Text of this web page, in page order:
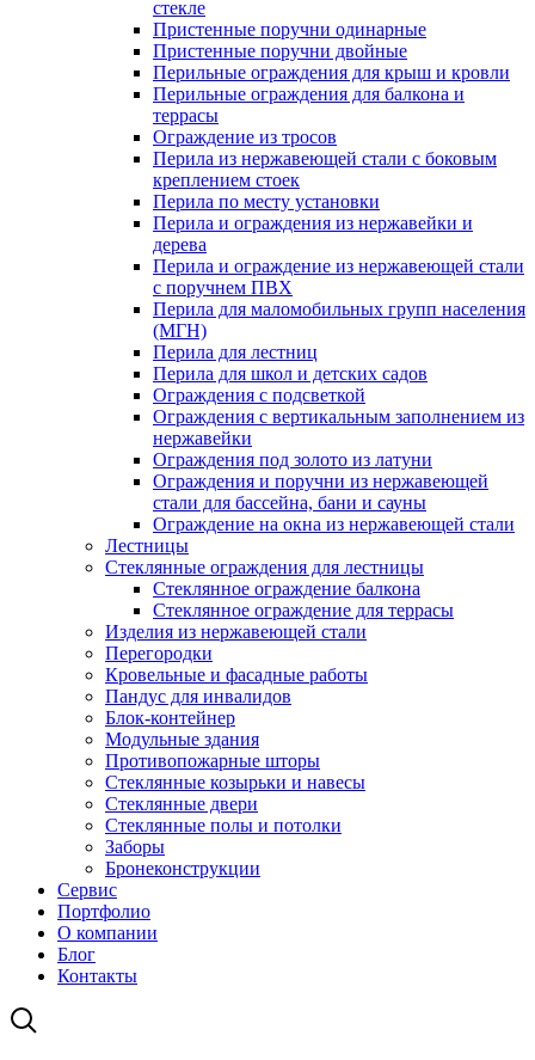
стекле
Пристенные поручни одинарные
Пристенные поручни двойные
Перильные ограждения для крыш и кровли
Перильные ограждения для балкона и
террасы
Ограждение из тросов
Перила из нержавеющей стали с боковым
креплением стоек
Перила по месту установки
Перила и ограждения из нержавейки и
дерева
Перила и ограждение из нержавеющей стали
с поручнем ПВХ
Перила для маломобильных групп населения
(МГН)
Перила для лестниц
Перила для школ и детских садов
Ограждения с подсветкой
Ограждения с вертикальным заполнением из
нержавейки
Ограждения под золото из латуни
Ограждения и поручни из нержавеющей
стали для бассейна, бани и сауны
Ограждение на окна из нержавеющей стали
Лестницы
Стеклянные ограждения для лестницы
Стеклянное ограждение балкона
Стеклянное ограждение для террасы
Изделия из нержавеющей стали
Перегородки
Кровельные и фасадные работы
Пандус для инвалидов
Блок-контейнер
Модульные здания
Противопожарные шторы
Стеклянные козырьки и навесы
Стеклянные двери
Стеклянные полы и потолки
Заборы
Бронеконструкции
Сервис
Портфолио
О компании
Блог
Контакты